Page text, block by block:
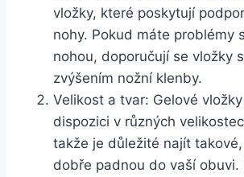
‌vložky, které poskytují
nohy. Pokud máte⁢ problémy
nohou,​ doporučují se ⁣vložky
zvýšením‌ nožní klenby.
Velikost‌ a tvar: Gelové​
dispozici v ‍různých⁢
takže je důležité najít
dobře padnou do ⁢vaší obuvi.